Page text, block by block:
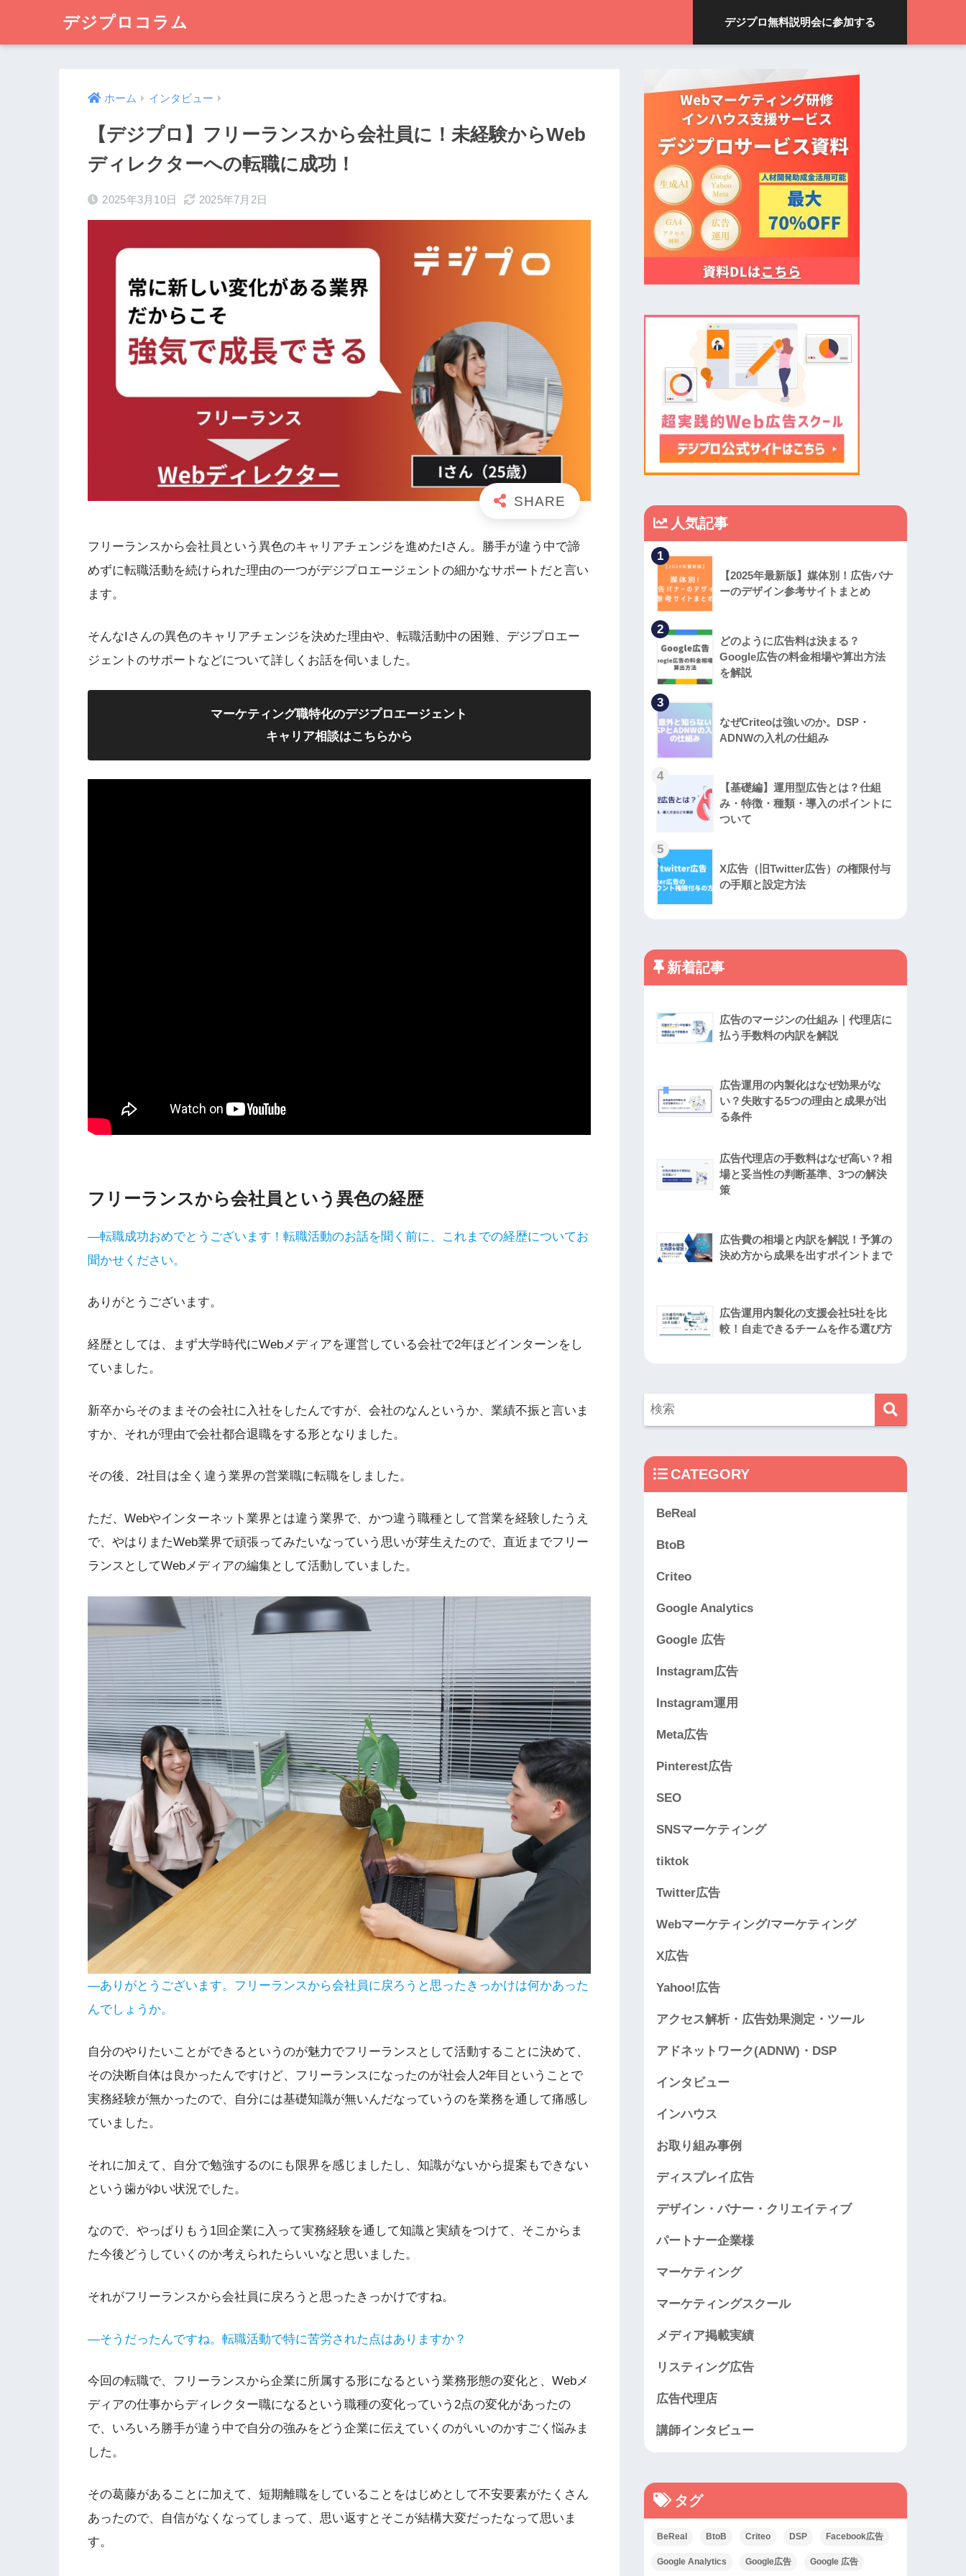
デジプロコラム デジプロ無料説明会に参加する
ホーム インタビュー
【デジプロ】フリーランスから会社員に！未経験からWeb
ディレクターへの転職に成功！
2025年3月10日 2025年7月2日
フリーランスから会社員という異色のキャリアチェンジを進めたIさん。勝手が違う中で諦
めずに転職活動を続けられた理由の一つがデジプロエージェントの細かなサポートだと言い
ます。
そんなIさんの異色のキャリアチェンジを決めた理由や、転職活動中の困難、デジプロエー
ジェントのサポートなどについて詳しくお話を伺いました。
マーケティング職特化のデジプロエージェント
キャリア相談はこちらから
フリーランスから会社員という異色の経歴
―転職成功おめでとうございます！転職活動のお話を聞く前に、これまでの経歴についてお
聞かせください。
ありがとうございます。
経歴としては、まず大学時代にWebメディアを運営している会社で2年ほどインターンをし
ていました。
新卒からそのままその会社に入社をしたんですが、会社のなんというか、業績不振と言いま
すか、それが理由で会社都合退職をする形となりました。
その後、2社目は全く違う業界の営業職に転職をしました。
ただ、Webやインターネット業界とは違う業界で、かつ違う職種として営業を経験したうえ
で、やはりまたWeb業界で頑張ってみたいなっていう思いが芽生えたので、直近までフリー
ランスとしてWebメディアの編集として活動していました。
―ありがとうございます。フリーランスから会社員に戻ろうと思ったきっかけは何かあった
んでしょうか。
自分のやりたいことができるというのが魅力でフリーランスとして活動することに決めて、
その決断自体は良かったんですけど、フリーランスになったのが社会人2年目ということで
実務経験が無かったので、自分には基礎知識が無いんだなっていうのを業務を通して痛感し
ていました。
それに加えて、自分で勉強するのにも限界を感じましたし、知識がないから提案もできない
という歯がゆい状況でした。
なので、やっぱりもう1回企業に入って実務経験を通して知識と実績をつけて、そこからま
た今後どうしていくのか考えられたらいいなと思いました。
それがフリーランスから会社員に戻ろうと思ったきっかけですね。
―そうだったんですね。転職活動で特に苦労された点はありますか？
今回の転職で、フリーランスから企業に所属する形になるという業務形態の変化と、Webメ
ディアの仕事からディレクター職になるという職種の変化っていう2点の変化があったの
で、いろいろ勝手が違う中で自分の強みをどう企業に伝えていくのがいいのかすごく悩みま
した。
その葛藤があることに加えて、短期離職をしていることをはじめとして不安要素がたくさん
あったので、自信がなくなってしまって、思い返すとそこが結構大変だったなって思いま
す。
人気記事
1
【2025年最新版】媒体別！広告バナ
ーのデザイン参考サイトまとめ
2
どのように広告料は決まる？
Google広告の料金相場や算出方法
を解説
3
なぜCriteoは強いのか。DSP・
ADNWの入札の仕組み
4
【基礎編】運用型広告とは？仕組
み・特徴・種類・導入のポイントに
ついて
5
X広告（旧Twitter広告）の権限付与
の手順と設定方法
新着記事
広告のマージンの仕組み｜代理店に
払う手数料の内訳を解説
広告運用の内製化はなぜ効果がな
い？失敗する5つの理由と成果が出
る条件
広告代理店の手数料はなぜ高い？相
場と妥当性の判断基準、3つの解決
策
広告費の相場と内訳を解説！予算の
決め方から成果を出すポイントまで
広告運用内製化の支援会社5社を比
較！自走できるチームを作る選び方
CATEGORY
BeReal
BtoB
Criteo
Google Analytics
Google 広告
Instagram広告
Instagram運用
Meta広告
Pinterest広告
SEO
SNSマーケティング
tiktok
Twitter広告
Webマーケティング/マーケティング
X広告
Yahoo!広告
アクセス解析・広告効果測定・ツール
アドネットワーク(ADNW)・DSP
インタビュー
インハウス
お取り組み事例
ディスプレイ広告
デザイン・バナー・クリエイティブ
パートナー企業様
マーケティング
マーケティングスクール
メディア掲載実績
リスティング広告
広告代理店
講師インタビュー
タグ
BeReal BtoB Criteo DSP Facebook広告
Google Analytics Google広告 Google 広告